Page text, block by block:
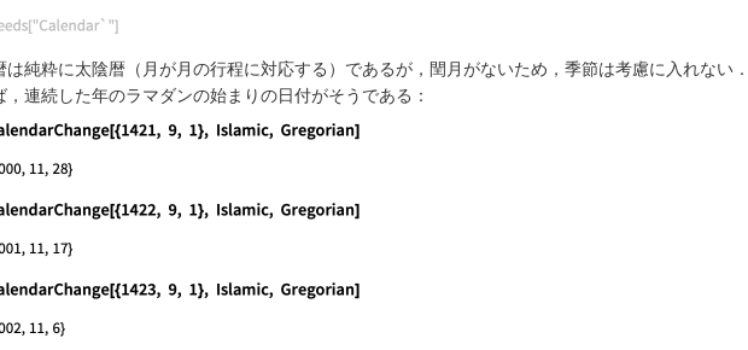
code:Needs["Calendar`"]
は純粋に太陰暦（月が月の行程に対応する）であるが，閏月がないため，季節は考慮に入れない
，連続した年のラマダンの始まりの日付がそうである：
code:
code:
code: